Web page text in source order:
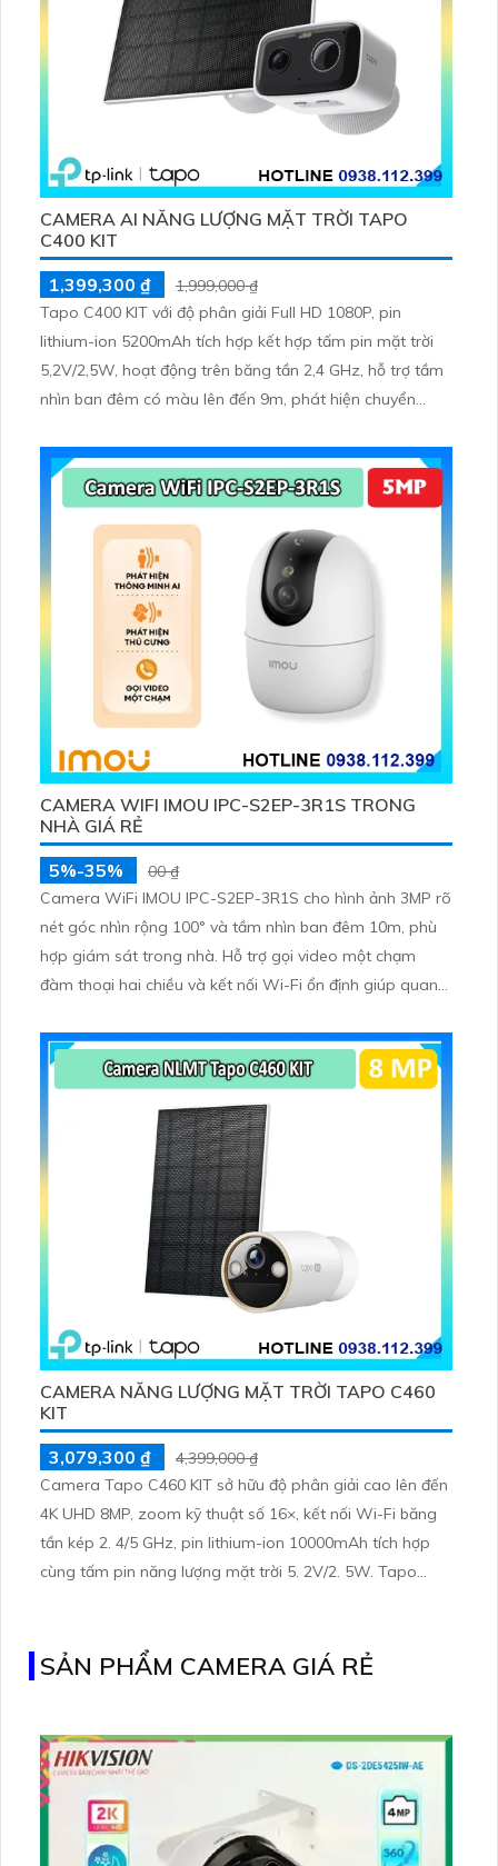
CAMERA AI NĂNG LƯỢNG MẶT TRỜI TAPO
C400 KIT
1,399,300 ₫
1,999,000 ₫
Tapo C400 KIT với độ phân giải Full HD 1080P, pin
lithium-ion 5200mAh tích hợp kết hợp tấm pin mặt trời
5,2V/2,5W, hoạt động trên băng tần 2,4 GHz, hỗ trợ tầm
nhìn ban đêm có màu lên đến 9m, phát hiện chuyển
thẻ microSD lên đến 512GB
CAMERA WIFI IMOU IPC-S2EP-3R1S TRONG
NHÀ GIÁ RẺ
5%-35%
00 ₫
Camera WiFi IMOU IPC-S2EP-3R1S cho hình ảnh 3MP rõ
nét góc nhìn rộng 100° và tầm nhìn ban đêm 10m, phù
hợp giám sát trong nhà. Hỗ trợ gọi video một chạm
đàm thoại hai chiều và kết nối Wi-Fi ổn định giúp quan
256GB hoặc lưu đám mây dễ lắp đặt cho gia đình và văn
phòng nhỏ.
CAMERA NĂNG LƯỢNG MẶT TRỜI TAPO C460
KIT
3,079,300 ₫
4,399,000 ₫
Camera Tapo C460 KIT sở hữu độ phân giải cao lên đến
4K UHD 8MP, zoom kỹ thuật số 16×, kết nối Wi-Fi băng
tần kép 2. 4/5 GHz, pin lithium-ion 10000mAh tích hợp
cùng tấm pin năng lượng mặt trời 5. 2V/2. 5W. Tapo
SẢN PHẨM CAMERA GIÁ RẺ